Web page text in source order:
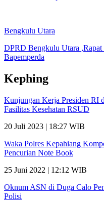
Bengkulu Utara
DPRD Bengkulu Utara
Bapemperda
Kephing
Kunjungan Kerja Presiden RI
Fasilitas Kesehatan RSUD
20 Juli 2023 | 18:27 WIB
Waka Polres Kepahiang
Pencurian Note Book
25 Juni 2022 | 12:12 WIB
Oknum ASN di Duga Calo
Polisi